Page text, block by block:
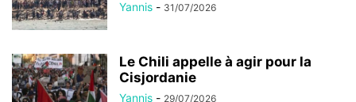
Yannis - 31/07/2026
Le Chili appelle à agir pour la
Cisjordanie
Yannis - 29/07/2026